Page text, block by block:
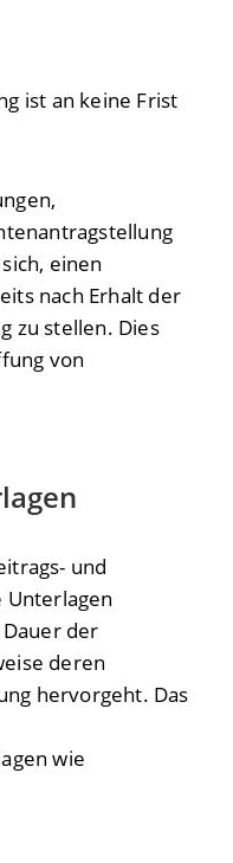
ist an keine Frist
einen
nach Erhalt der
zu stellen. Dies
von
und
Unterlagen
der
deren
hervorgeht. Das
wie